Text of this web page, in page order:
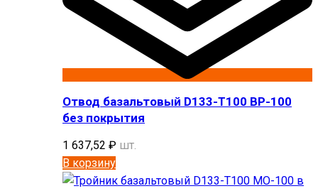
Отвод базальтовый D133-T100 BP-100
без покрытия
1 637,52 ₽ шт.
В корзину